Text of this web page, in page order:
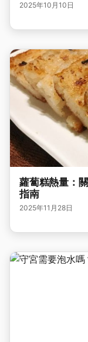
2025年10月10日
蘿蔔糕熱量：
指南
2025年11月28日